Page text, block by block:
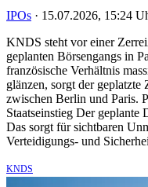
IPOs · 15.07.2026, 15:24
KNDS steht vor einer
geplanten Börsengangs in
französische Verhältnis
glänzen, sorgt der
zwischen Berlin und Paris.
Staatseinstieg Der geplante
Das sorgt für sichtbaren
Verteidigungs- und
KNDS